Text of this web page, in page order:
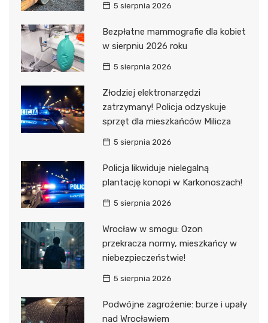
5 sierpnia 2026
Bezpłatne mammografie dla kobiet
w sierpniu 2026 roku
5 sierpnia 2026
Złodziej elektronarzędzi
zatrzymany! Policja odzyskuje
sprzęt dla mieszkańców Milicza
5 sierpnia 2026
Policja likwiduje nielegalną
plantację konopi w Karkonoszach!
5 sierpnia 2026
Wrocław w smogu: Ozon
przekracza normy, mieszkańcy w
niebezpieczeństwie!
5 sierpnia 2026
Podwójne zagrożenie: burze i upały
nad Wrocławiem